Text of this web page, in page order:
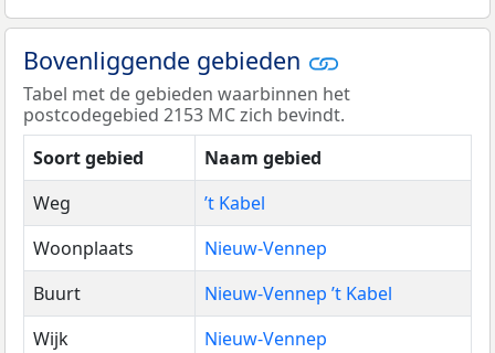
Bovenliggende gebieden
Tabel met de gebieden waarbinnen het
postcodegebied 2153 MC zich bevindt.
Soort gebied
Naam gebied
Weg
’t Kabel
Woonplaats
Nieuw-Vennep
Buurt
Nieuw-Vennep ’t Kabel
Wijk
Nieuw-Vennep